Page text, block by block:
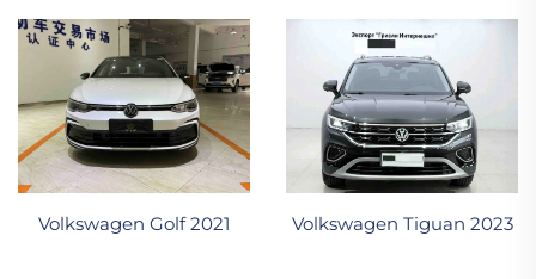
Volkswagen Golf 2021 Volkswagen Tiguan 2023